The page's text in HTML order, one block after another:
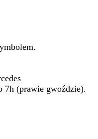
7h (prawie gwoździe).